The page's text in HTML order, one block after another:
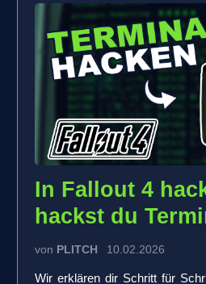
In Fallout 4
hackst du
von PLITCH 10.02.2026
Wir erklären dir Schritt für